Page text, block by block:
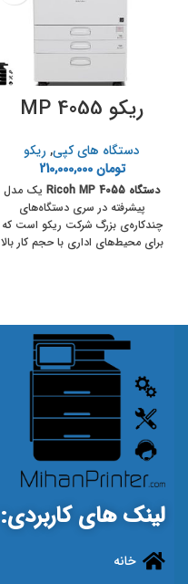
ریکو MP 4055
دستگاه های ک‍پی,ریکو
تومان210,000,000
دستگاه Ricoh MP 4055
یک مدل
پیشرفته در سری دستگاه‌های
چندکاره‌ی بزرگ شرکت ریکو است که
برای محیط‌های اداری با حجم کار بالا
لینک های کاربردی:
خانه